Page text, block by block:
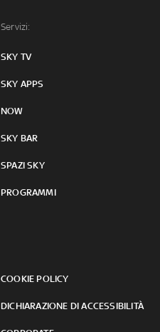
Servizi:
SKY TV
SKY APPS
NOW
SKY BAR
SPAZI SKY
PROGRAMMI
COOKIE POLICY
DICHIARAZIONE DI ACCESSIBILITÀ